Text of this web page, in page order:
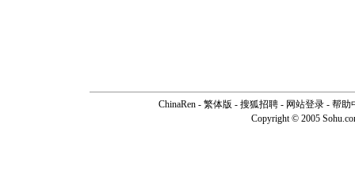
ChinaRen - 繁体版 - 搜狐招聘 - 网站登录 - 帮助
Copyright © 2005